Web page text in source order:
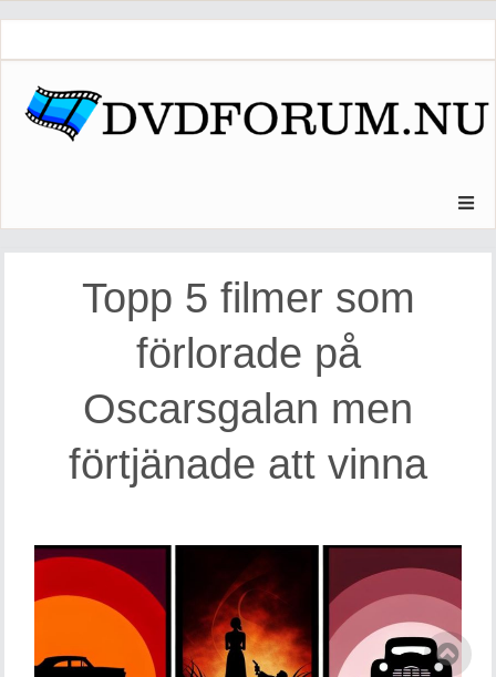
Skip
Topp 5 filmer som
förlorade på
Oscarsgalan men
förtjänade att vinna